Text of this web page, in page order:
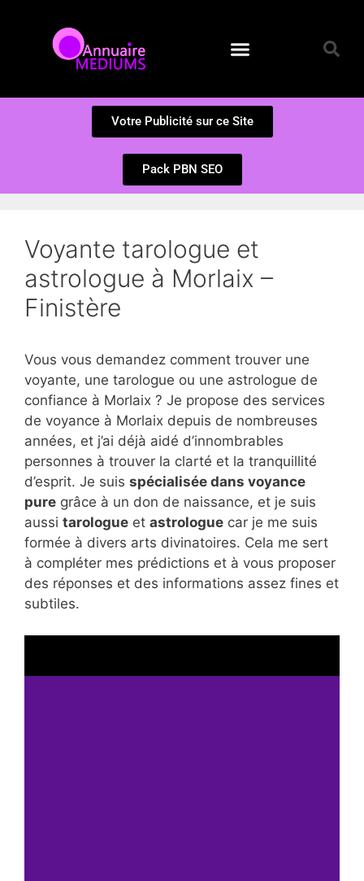
Votre Publicité sur ce Site
Pack PBN SEO
Voyante tarologue et
astrologue à Morlaix –
Finistère
Vous vous demandez comment trouver une
voyante, une tarologue ou une astrologue de
confiance à Morlaix ? Je propose des services
de voyance à Morlaix depuis de nombreuses
années, et j’ai déjà aidé d’innombrables
personnes à trouver la clarté et la tranquillité
d’esprit. Je suis spécialisée dans voyance
pure grâce à un don de naissance, et je suis
aussi tarologue et astrologue car je me suis
formée à divers arts divinatoires. Cela me sert
à compléter mes prédictions et à vous proposer
des réponses et des informations assez fines et
subtiles.